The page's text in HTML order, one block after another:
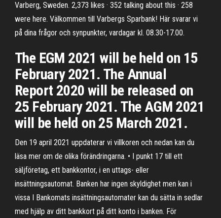
Varberg, Sweden. 2,373 likes · 352 talking about this · 258
were here. Välkommen till Varbergs Sparbank! Här svarar vi
på dina frågor och synpunkter, vardagar kl. 08.30-17.00.
The EGM 2021 will be held on 15
February 2021. The Annual
Report 2020 will be released on
25 February 2021. The AGM 2021
will be held on 25 March 2021.
Den 19 april 2021 uppdaterar vi villkoren och nedan kan du
läsa mer om de olika förändringarna. • I punkt 17 till ett
säljföretag, ett bankkontor, i en uttags- eller
insättningsautomat. Banken har ingen skyldighet men kan i
vissa I Bankomats insättningsautomater kan du sätta in sedlar
med hjälp av ditt bankkort på ditt konto i banken. För